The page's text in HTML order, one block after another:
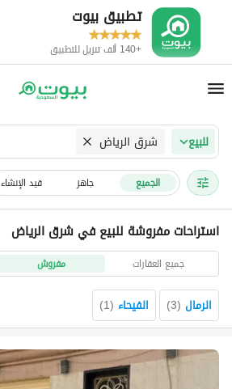
تطبيق بيوت
+140 ألف تنزيل للتطبيق
للبيع شرق الرياض
الجميع جاهز قيد الإنشاء
استراحات مفروشة للبيع في شرق الرياض
جميع العقارات مفروش
الرمال (
3
) الفيحاء (
1
)